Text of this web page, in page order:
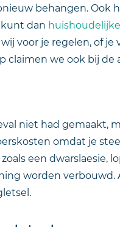
behangen. Ook
dan
voor je regelen, of
we ook bij de
niet had gemaakt,
omdat je
een dwarslaesie,
worden